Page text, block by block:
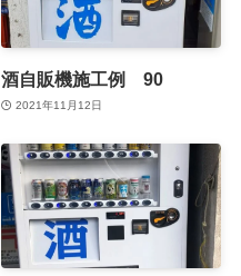
酒自販機施工例 90
2021年11月12日